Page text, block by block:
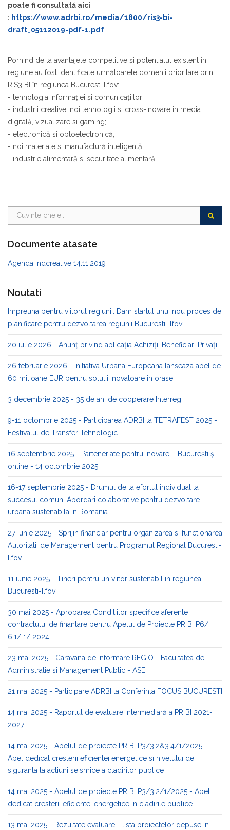
poate fi consultată aici
: https://www.adrbi.ro/media/1800/ris3-bi-
draft_05112019-pdf-1.pdf
Pornind de la avantajele competitive şi potentialul existent în
regiune au fost identificate următoarele domenii prioritare prin
RIS3 BI în regiunea Bucuresti Ilfov:
- tehnologia informaţiei şi comunicaţiilor;
- industrii creative, noi tehnologii si cross-inovare in media
digitală, vizualizare si gaming;
- electronică si optoelectronică;
- noi materiale si manufactură inteligentă;
- industrie alimentară si securitate alimentară.
Documente atasate
Agenda Indcreative 14.11.2019
Noutati
Impreuna pentru viitorul regiunii: Dam startul unui nou proces de
planificare pentru dezvoltarea regiunii Bucuresti-Ilfov!
20 iulie 2026 - Anunț privind aplicația Achiziții Beneficiari Privați
26 februarie 2026 - Initiativa Urbana Europeana lanseaza apel de
60 milioane EUR pentru solutii inovatoare in orase
3 decembrie 2025 - 35 de ani de cooperare Interreg
9-11 octombrie 2025 - Participarea ADRBI la TETRAFEST 2025 -
Festivalul de Transfer Tehnologic
16 septembrie 2025 - Parteneriate pentru inovare – București și
online - 14 octombrie 2025
16-17 septembrie 2025 - Drumul de la efortul individual la
succesul comun: Abordari colaborative pentru dezvoltare
urbana sustenabila in Romania
27 iunie 2025 - Sprijin financiar pentru organizarea si functionarea
Autoritatii de Management pentru Programul Regional Bucuresti-
Ilfov
11 iunie 2025 - Tineri pentru un viitor sustenabil in regiunea
Bucuresti-Ilfov
30 mai 2025 - Aprobarea Conditiilor specifice aferente
contractului de finantare pentru Apelul de Proiecte PR BI P6/
6.1/ 1/ 2024
23 mai 2025 - Caravana de informare REGIO - Facultatea de
Administratie si Management Public - ASE
21 mai 2025 - Participare ADRBI la Conferinta FOCUS BUCURESTI
14 mai 2025 - Raportul de evaluare intermediară a PR BI 2021-
2027
14 mai 2025 - Apelul de proiecte PR BI P3/3.2&3.4/1/2025 -
Apel dedicat cresterii eficientei energetice si nivelului de
siguranta la actiuni seismice a cladirilor publice
14 mai 2025 - Apelul de proiecte PR BI P3/3.2/1/2025 - Apel
dedicat cresterii eficientei energetice in cladirile publice
13 mai 2025 - Rezultate evaluare - lista proiectelor depuse in